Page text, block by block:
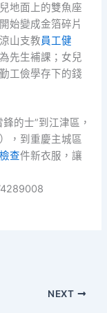
地面上的雙魚座
始變成金箔碎片
山支教員工健
先生補課；女兒
工儉學存下的錢
的士”到江津區，
，到重慶主城區
查件新衣服，讓
NEXT